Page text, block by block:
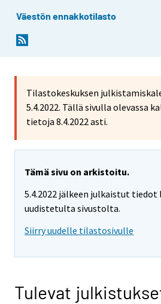
Väestön ennakkotilasto
Tilastokeskuksen
5.4.2022. Tällä sivulla olevassa
tietoja 8.4.2022 asti.
Tämä sivu on arkistoitu.
5.4.2022 jälkeen julkaistut tiedot
uudistetulta sivustolta.
Siirry uudelle tilastosivulle
Tulevat